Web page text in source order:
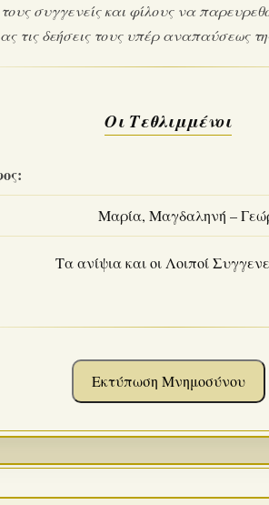
συγγενείς και φίλους να
τις δεήσεις τους υπέρ αναπαύσεως
Οι Τεθλιμμένοι
Μαρία, Μαγδαληνή –
Τα ανίψια και οι Λοιποί
Εκτύπωση Μνημοσύνου